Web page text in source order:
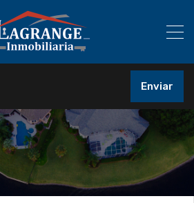
Enviar